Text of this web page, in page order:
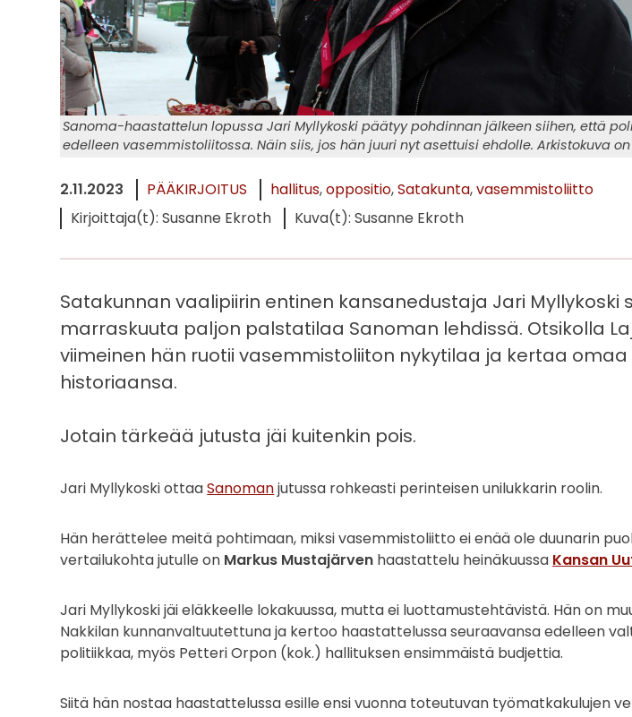
Sanoma-haastattelun lopussa Jari Myllykoski päätyy pohdinnan jälkeen siihen, että
edelleen vasemmistoliitossa. Näin siis, jos hän juuri nyt asettuisi ehdolle. Arkistokuva
2.11.2023 PÄÄKIRJOITUS hallitus oppositio Satakunta vasemmistoliitto
Kirjoittaja(t): Susanne Ekroth
Kuva(t): Susanne Ekroth
Satakunnan vaalipiirin entinen kansanedustaja Jari Myllykoski
marraskuuta paljon palstatilaa Sanoman lehdissä. Otsikolla
viimeinen hän ruotii vasemmistoliiton nykytilaa ja kertaa
historiaansa.
Jotain tärkeää jutusta jäi kuitenkin pois.
Jari Myllykoski ottaaSanomanjutussa rohkeasti perinteisen unilukkarin roolin.
Hän herättelee meitä pohtimaan, miksi vasemmistoliitto ei enää ole duunarin
vertailukohta jutulle on Markus Mustajärven haastattelu heinäkuussa Kansan
Jari Myllykoski jäi eläkkeelle lokakuussa, mutta ei luottamustehtävistä. Hän on
Nakkilan kunnanvaltuutettuna ja kertoo haastattelussa seuraavansa edelleen
politiikkaa, myös Petteri Orpon (kok.) hallituksen ensimmäistä budjettia.
Siitä hän nostaa haastattelussa esille ensi vuonna toteutuvan työmatkakulujen